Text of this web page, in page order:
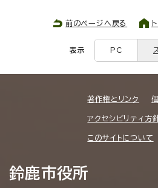
前のページへ戻る
表示 PC
著作権とリンク
アクセシビリティ方
このサイトについて
鈴鹿市役所